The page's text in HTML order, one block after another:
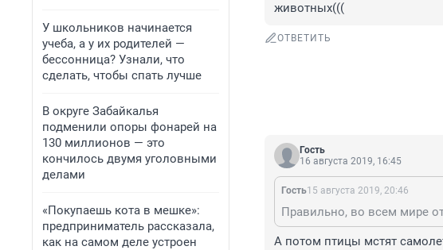
У школьников начинается
учеба, а у их родителей —
бессонница? Узнали, что
сделать, чтобы спать лучше
В округе Забайкалья
подменили опоры фонарей на
130 миллионов — это
кончилось двумя уголовными
делами
«Покупаешь кота в мешке»:
предприниматель рассказала,
как на самом деле устроен
животных(((
ОТВЕТИТЬ
Гость
16 августа 2019, 16:45
Гость15 августа 2019, 20:46
А потом птицы мстят